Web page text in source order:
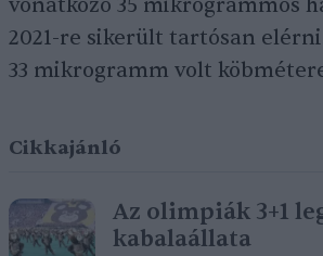
vonatkozó 35 mikrogrammos
2021-re sikerült tartósan
33 mikrogramm volt
Cikkajánló
Az olimpiák 3+1
kabalaállata